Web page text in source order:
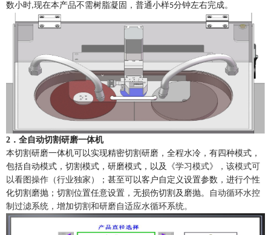
数小时,现在本产品不需树脂凝固，普通小样5分钟左右完成。
2 ．全自动切割研磨一体机
本切割 研磨一体机可以实现精密切割 研磨， 全程水冷 ， 有四种模式，
包括自动模式，切割模式，研磨模式，以及
《学习模式》，该模式可
以看图操作 （行业独家） ； 甚至可以客户自定义设置参数，进行个性
化切割磨抛；切割位置任意设置 ，无损伤切割及磨抛。
自动循环水控
制过滤系统，增加切割和研磨自适应水循环系统。